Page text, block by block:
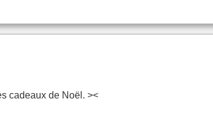
cadeaux de Noël. ><